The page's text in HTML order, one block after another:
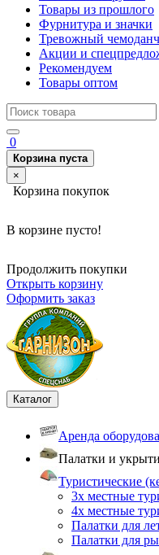
Товары из прошлого
Фурнитура и значки
Тревожный
Акции и
Рекомендуем
Товары оптом
0
Корзина пуста
×
Корзина покупок
В корзине пусто!
Продолжить покупки
Открыть корзину
Оформить заказ
Каталог
Аренда
Палатки и
Туристические
3х местные
4х местные
Палатки для
Палатки для